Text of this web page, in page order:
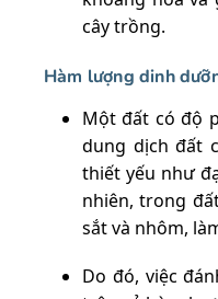
cây trồng.
Hàm lượng dinh
Một đất có độ
dung dịch đất
thiết yếu như
nhiên, trong
sắt và nhôm,
Do đó, việc